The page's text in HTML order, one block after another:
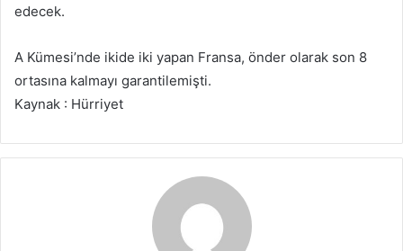
edecek.
A Kümesi’nde ikide iki yapan Fransa, önder olarak son 8
ortasına kalmayı garantilemişti.
Kaynak : Hürriyet